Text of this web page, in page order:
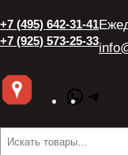
+7 (495) 642-31-41
+7 (925) 573-25-33
Поиск